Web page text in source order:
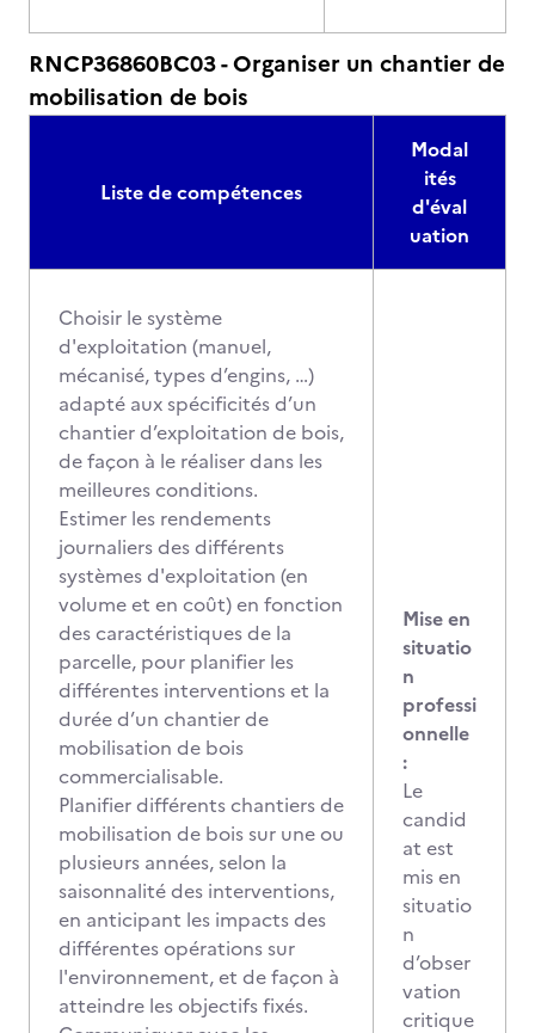
RNCP36860BC03 - Organiser un chantier de
mobilisation de bois
Liste de compétences
Modal
ités
d'éval
uation
Choisir le système
d'exploitation (manuel,
mécanisé, types d’engins, …)
adapté aux spécificités d’un
chantier d’exploitation de bois,
de façon à le réaliser dans les
meilleures conditions.
Estimer les rendements
journaliers des différents
systèmes d'exploitation (en
volume et en coût) en fonction
des caractéristiques de la
parcelle, pour planifier les
différentes interventions et la
durée d’un chantier de
mobilisation de bois
commercialisable.
Planifier différents chantiers de
mobilisation de bois sur une ou
plusieurs années, selon la
saisonnalité des interventions,
en anticipant les impacts des
différentes opérations sur
l'environnement, et de façon à
atteindre les objectifs fixés.
Mise en
situatio
n
professi
onnelle
:
Le
candid
at est
mis en
situatio
n
d’obser
vation
critique